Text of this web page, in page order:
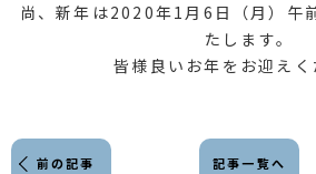
尚、新年は2020年1月6日（月）午
たします。
皆様良いお年をお迎えく
前の記事 記事一覧へ